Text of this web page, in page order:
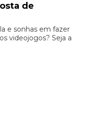
de
e sonhas em fazer
videojogos? Seja a